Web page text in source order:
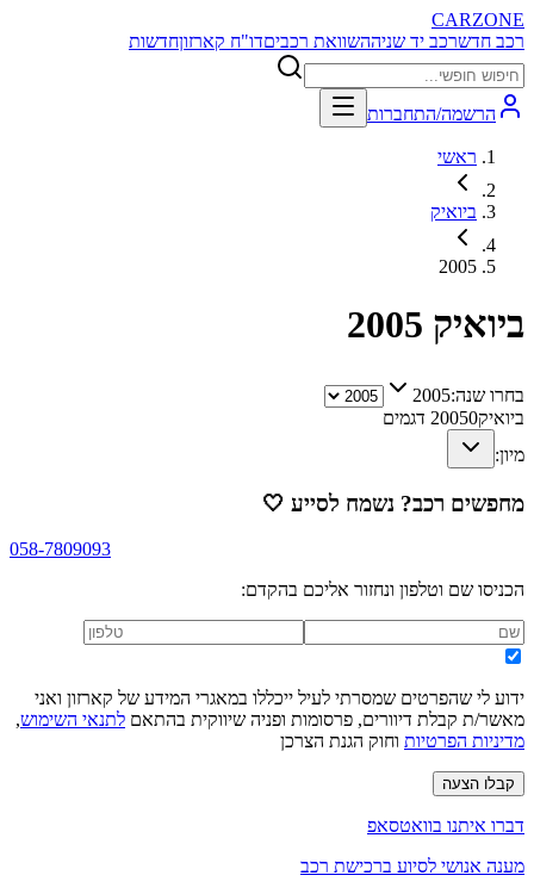
CARZONE
רכב חדשרכב יד שניההשוואת רכביםדו"ח קארזוןחדשות
הרשמה/התחברות
ראשי
ביואיק
2005
ביואיק 2005
בחרו שנה:2005
ביואיק 20050
דגמים
מיון:
מחפשים רכב? נשמח לסייע 🤍
058-7809093
הכניסו שם וטלפון ונחזור אליכם בהקדם:
ידוע לי שהפרטים שמסרתי לעיל ייכללו במאגרי המידע של קארזון ואני
מאשר/ת קבלת דיוורים, פרסומות ופניה שיווקית בהתאם לתנאי השימוש,
מדיניות הפרטיות וחוק הגנת הצרכן
קבלו הצעה
דברו איתנו בוואטסאפ
מענה אנושי לסיוע ברכישת רכב